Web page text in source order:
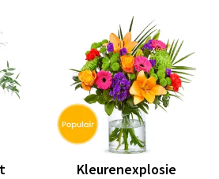
Kleurenexplosie